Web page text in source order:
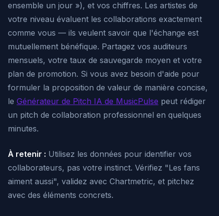
ensemble un jour »), et vos chiffres. Les artistes de
votre niveau évaluent les collaborations exactement
comme vous — ils veulent savoir que l'échange est
mutuellement bénéfique. Partagez vos auditeurs
mensuels, votre taux de sauvegarde moyen et votre
plan de promotion. Si vous avez besoin d'aide pour
formuler la proposition de valeur de manière concise,
le Générateur de Pitch IA de MusicPulse peut rédiger
un pitch de collaboration professionnel en quelques
minutes.
À retenir : Utilisez les données pour identifier vos
collaborateurs, pas votre instinct. Vérifiez "Les fans
aiment aussi", validez avec Chartmetric, et pitchez
avec des éléments concrets.